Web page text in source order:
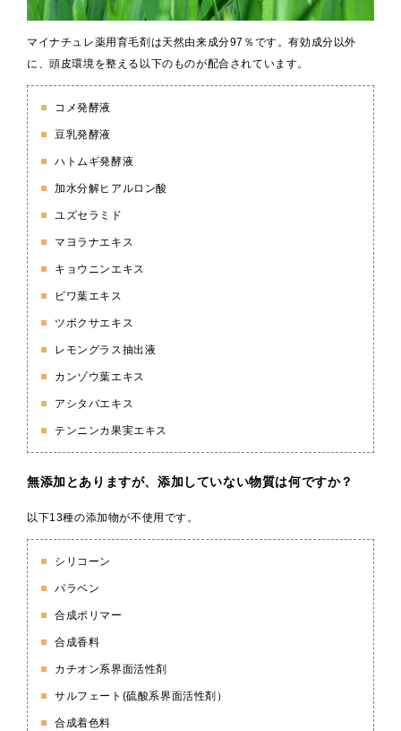
マイナチュレ薬用育毛剤は天然由来成分97％です。有効成分以外
に、頭皮環境を整える以下のものが配合されています。
コメ発酵液
豆乳発酵液
ハトムギ発酵液
加水分解ヒアルロン酸
ユズセラミド
マヨラナエキス
キョウニンエキス
ビワ葉エキス
ツボクサエキス
レモングラス抽出液
カンゾウ葉エキス
アシタバエキス
テンニンカ果実エキス
無添加とありますが、添加していない物質は何ですか？
以下13種の添加物が不使用です。
シリコーン
パラベン
合成ポリマー
合成香料
カチオン系界面活性剤
サルフェート(硫酸系界面活性剤）
合成着色料